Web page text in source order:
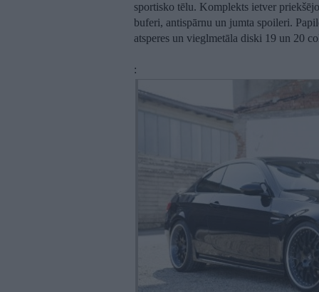
sportisko tēlu. Komplekts ietver
buferi, antispārnu un jumta spoileri.
atsperes un vieglmetāla diski 19 un 20
: